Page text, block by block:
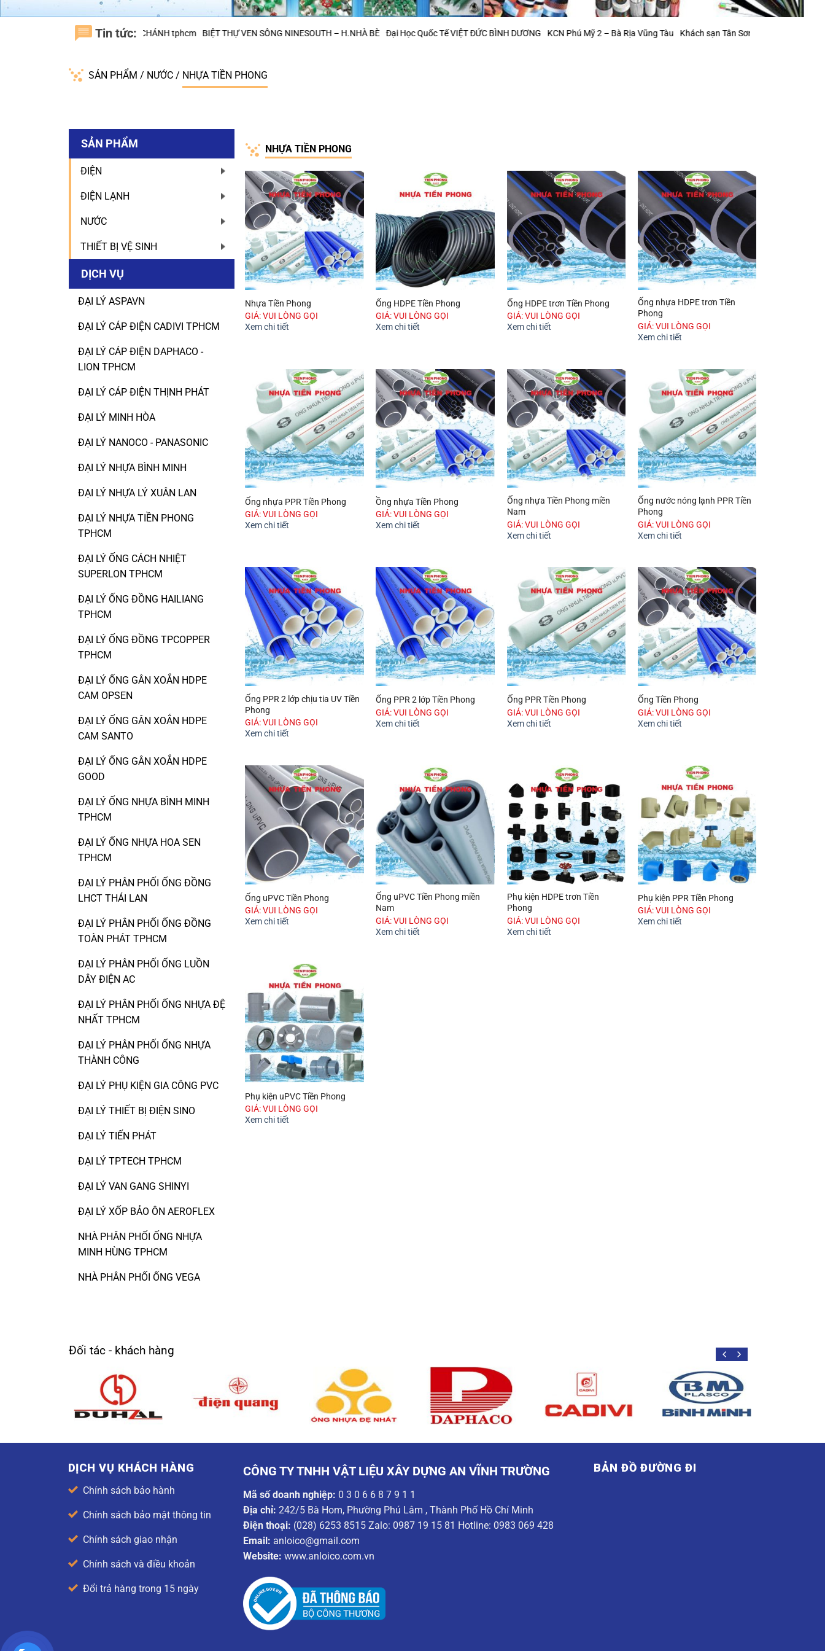
Tin tức:
TRUNG SƠN, H.BÌNH CHÁNH tphcm BIỆT THỰ VEN SÔNG NINESOUTH – H.NHÀ BÈ Đại Học Quốc Tế VIỆT ĐỨC BÌNH DƯƠNG KCN Phú Mỹ 2 – Bà Rịa Vũng Tàu Khách sạn Tân Sơn Nhất (mở rộng)
SẢN PHẨM / NƯỚC / NHỰA TIỀN PHONG
SẢN PHẨM
ĐIỆN
ĐIỆN LẠNH
NƯỚC
THIẾT BỊ VỆ SINH
DỊCH VỤ
ĐẠI LÝ ASPAVN
ĐẠI LÝ CÁP ĐIỆN CADIVI TPHCM
ĐẠI LÝ CÁP ĐIỆN DAPHACO -
LION TPHCM
ĐẠI LÝ CÁP ĐIỆN THỊNH PHÁT
ĐẠI LÝ MINH HÒA
ĐẠI LÝ NANOCO - PANASONIC
ĐẠI LÝ NHỰA BÌNH MINH
ĐẠI LÝ NHỰA LÝ XUÂN LAN
ĐẠI LÝ NHỰA TIỀN PHONG
TPHCM
ĐẠI LÝ ỐNG CÁCH NHIỆT
SUPERLON TPHCM
ĐẠI LÝ ỐNG ĐỒNG HAILIANG
TPHCM
ĐẠI LÝ ỐNG ĐỒNG TPCOPPER
TPHCM
ĐẠI LÝ ỐNG GÂN XOẮN HDPE
CAM OPSEN
ĐẠI LÝ ỐNG GÂN XOẮN HDPE
CAM SANTO
ĐẠI LÝ ỐNG GÂN XOẮN HDPE
GOOD
ĐẠI LÝ ỐNG NHỰA BÌNH MINH
TPHCM
ĐẠI LÝ ỐNG NHỰA HOA SEN
TPHCM
ĐẠI LÝ PHÂN PHỐI ỐNG ĐỒNG
LHCT THÁI LAN
ĐẠI LÝ PHÂN PHỐI ỐNG ĐỒNG
TOÀN PHÁT TPHCM
ĐẠI LÝ PHÂN PHỐI ỐNG LUỒN
DÂY ĐIỆN AC
ĐẠI LÝ PHÂN PHỐI ỐNG NHỰA ĐỆ
NHẤT TPHCM
ĐẠI LÝ PHÂN PHỐI ỐNG NHỰA
THÀNH CÔNG
ĐẠI LÝ PHỤ KIỆN GIA CÔNG PVC
ĐẠI LÝ THIẾT BỊ ĐIỆN SINO
ĐẠI LÝ TIẾN PHÁT
ĐẠI LÝ TPTECH TPHCM
ĐẠI LÝ VAN GANG SHINYI
ĐẠI LÝ XỐP BẢO ÔN AEROFLEX
NHÀ PHÂN PHỐI ỐNG NHỰA
MINH HÙNG TPHCM
NHÀ PHÂN PHỐI ỐNG VEGA
NHỰA TIỀN PHONG
Nhựa Tiền Phong
GIÁ: VUI LÒNG GỌI
Xem chi tiết
Ống HDPE Tiền Phong
GIÁ: VUI LÒNG GỌI
Xem chi tiết
Ống HDPE trơn Tiền Phong
GIÁ: VUI LÒNG GỌI
Xem chi tiết
Ống nhựa HDPE trơn Tiền
Phong
GIÁ: VUI LÒNG GỌI
Xem chi tiết
Ống nhựa PPR Tiền Phong
GIÁ: VUI LÒNG GỌI
Xem chi tiết
Ồng nhựa Tiền Phong
GIÁ: VUI LÒNG GỌI
Xem chi tiết
Ống nhựa Tiền Phong miền
Nam
GIÁ: VUI LÒNG GỌI
Xem chi tiết
Ống nước nóng lạnh PPR Tiền
Phong
GIÁ: VUI LÒNG GỌI
Xem chi tiết
Ống PPR 2 lớp chịu tia UV Tiền
Phong
GIÁ: VUI LÒNG GỌI
Xem chi tiết
Ống PPR 2 lớp Tiền Phong
GIÁ: VUI LÒNG GỌI
Xem chi tiết
Ống PPR Tiền Phong
GIÁ: VUI LÒNG GỌI
Xem chi tiết
Ống Tiền Phong
GIÁ: VUI LÒNG GỌI
Xem chi tiết
Ống uPVC Tiền Phong
GIÁ: VUI LÒNG GỌI
Xem chi tiết
Ống uPVC Tiền Phong miền
Nam
GIÁ: VUI LÒNG GỌI
Xem chi tiết
Phụ kiện HDPE trơn Tiền
Phong
GIÁ: VUI LÒNG GỌI
Xem chi tiết
Phụ kiện PPR Tiền Phong
GIÁ: VUI LÒNG GỌI
Xem chi tiết
Phụ kiện uPVC Tiền Phong
GIÁ: VUI LÒNG GỌI
Xem chi tiết
Đối tác - khách hàng
DỊCH VỤ KHÁCH HÀNG
Chính sách bảo hành
Chính sách bảo mật thông tin
Chính sách giao nhận
Chính sách và điều khoản
Đổi trả hàng trong 15 ngày
CÔNG TY TNHH VẬT LIỆU XÂY DỰNG AN VĨNH TRƯỜNG
Mã số doanh nghiệp: 0 3 0 6 6 8 7 9 1 1
Địa chỉ: 242/5 Bà Hom, Phường Phú Lâm , Thành Phố Hồ Chí Minh
Điện thoại: (028) 6253 8515 Zalo: 0987 19 15 81 Hotline: 0983 069 428
Email: anloico@gmail.com
Website: www.anloico.com.vn
BẢN ĐỒ ĐƯỜNG ĐI